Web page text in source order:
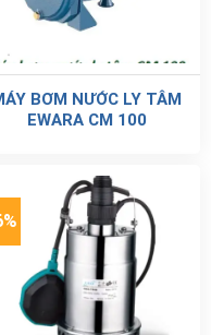
BƠM NƯỚC LY TÂM
EWARA CM 100